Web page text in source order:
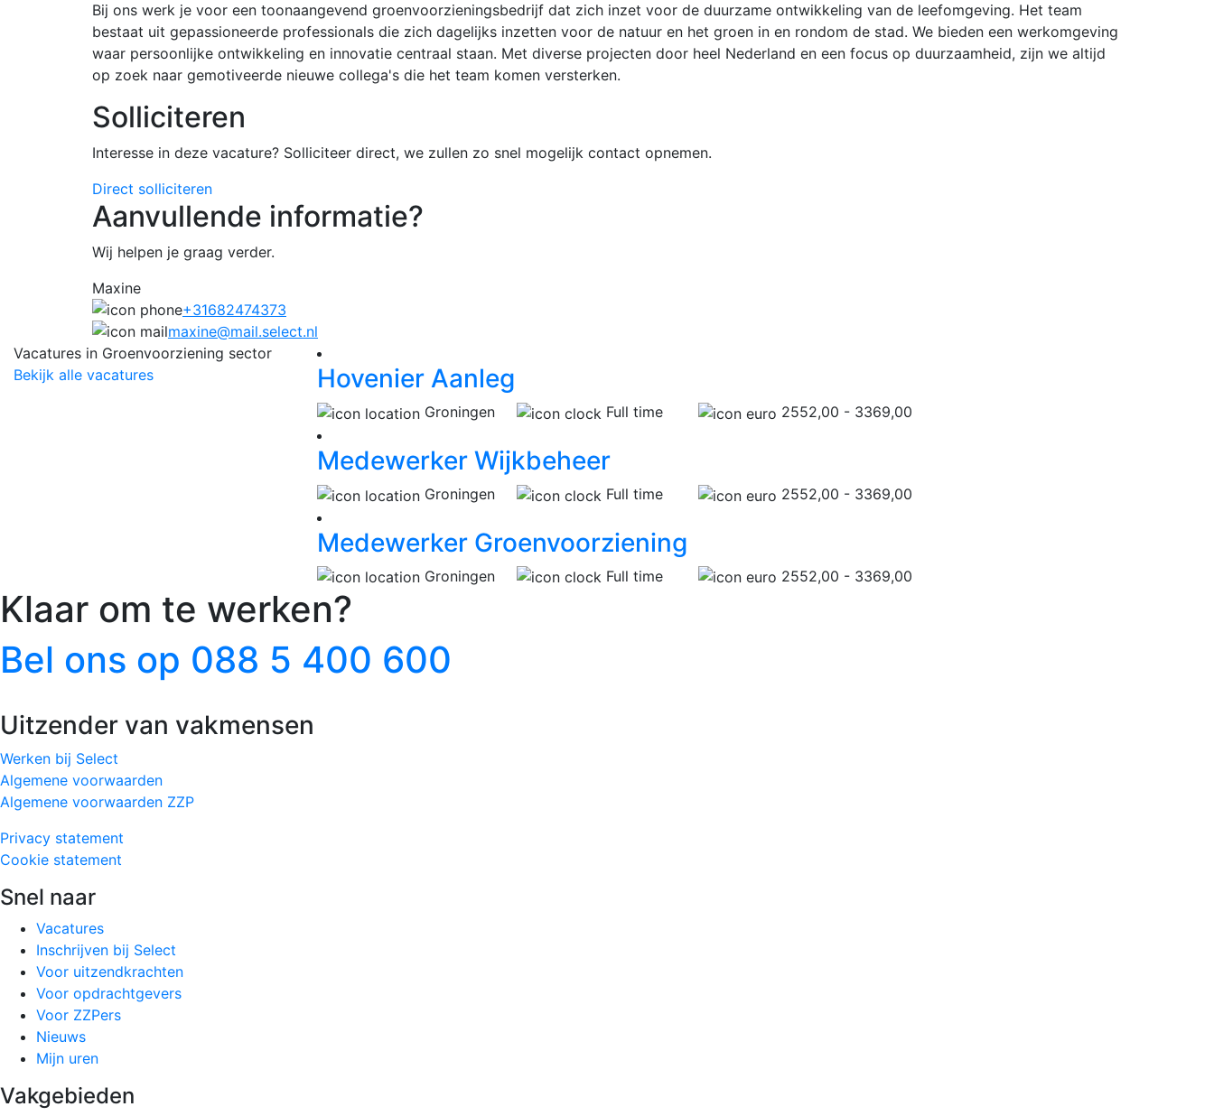
Bij ons werk je voor een toonaangevend groenvoorzieningsbedrijf dat zich inzet voor de duurzame ontwikkeling van de leefomgeving. Het team
bestaat uit gepassioneerde professionals die zich dagelijks inzetten voor de natuur en het groen in en rondom de stad. We bieden een werkomgeving
waar persoonlijke ontwikkeling en innovatie centraal staan. Met diverse projecten door heel Nederland en een focus op duurzaamheid, zijn we altijd
op zoek naar gemotiveerde nieuwe collega's die het team komen versterken.
Solliciteren
Interesse in deze vacature? Solliciteer direct, we zullen zo snel mogelijk contact opnemen.
Direct solliciteren
Aanvullende informatie?
Wij helpen je graag verder.
Maxine
+31682474373
maxine@mail.select.nl
Vacatures in Groenvoorziening sector
Bekijk alle vacatures
Hovenier Aanleg
Groningen Full time 2552,00 - 3369,00
Medewerker Wijkbeheer
Groningen Full time 2552,00 - 3369,00
Medewerker Groenvoorziening
Groningen Full time 2552,00 - 3369,00
Klaar om te werken?
Bel ons op 088 5 400 600
Uitzender van vakmensen
Werken bij Select
Algemene voorwaarden
Algemene voorwaarden ZZP
Privacy statement
Cookie statement
Snel naar
Vacatures
Inschrijven bij Select
Voor uitzendkrachten
Voor opdrachtgevers
Voor ZZPers
Nieuws
Mijn uren
Vakgebieden